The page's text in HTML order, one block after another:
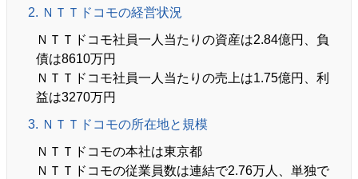
2. ＮＴＴドコモの経営状況
ＮＴＴドコモ社員一人当たりの資産は2.84億円、負
債は8610万円
ＮＴＴドコモ社員一人当たりの売上は1.75億円、利
益は3270万円
3. ＮＴＴドコモの所在地と規模
ＮＴＴドコモの本社は東京都
ＮＴＴドコモの従業員数は連結で2.76万人、単独で